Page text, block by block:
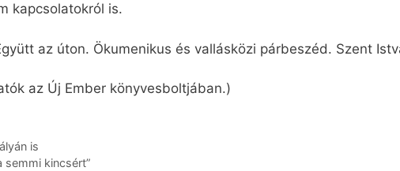
kapcsolatokról is.
az úton. Ökumenikus és vallásközi párbeszéd. Szent
az Új Ember könyvesboltjában.)
is
semmi kincsért”